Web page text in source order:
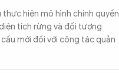
hiện mô hình chính quyền
tích rừng và đối tượng
mới đối với công tác quản